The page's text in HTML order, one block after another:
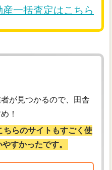
一括査定はこちら
が見つかるので、田舎
！
ちらのサイトもすごく使
やすかったです。